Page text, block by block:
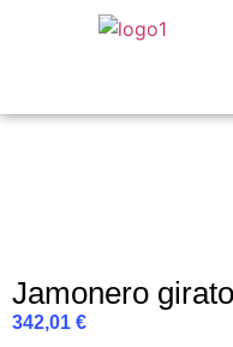
Jamonero
342,01 €